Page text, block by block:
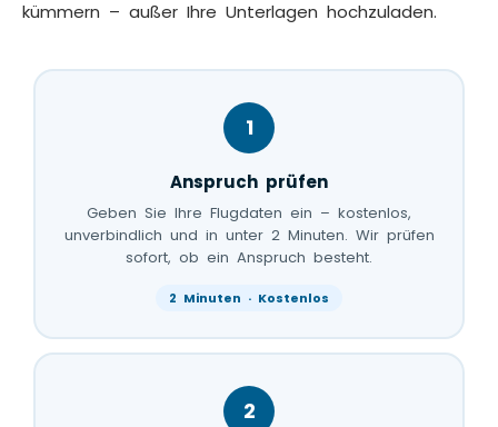
kümmern – außer Ihre Unterlagen hochzuladen.
1
Anspruch prüfen
Geben Sie Ihre Flugdaten ein – kostenlos,
unverbindlich und in unter 2 Minuten. Wir prüfen
sofort, ob ein Anspruch besteht.
2 Minuten · Kostenlos
2